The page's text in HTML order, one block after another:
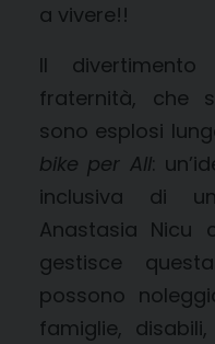
a vivere!!
Il
fraternità, che
sono esplosi
bike per All:
inclusiva di
Anastasia Nicu
gestisce
possono
famiglie,